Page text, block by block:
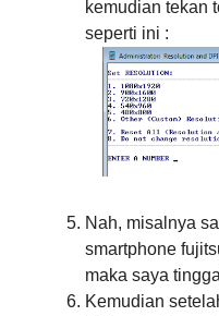
kemudian tekan
seperti ini :
Nah, misalnya
smartphone
maka saya
Kemudian